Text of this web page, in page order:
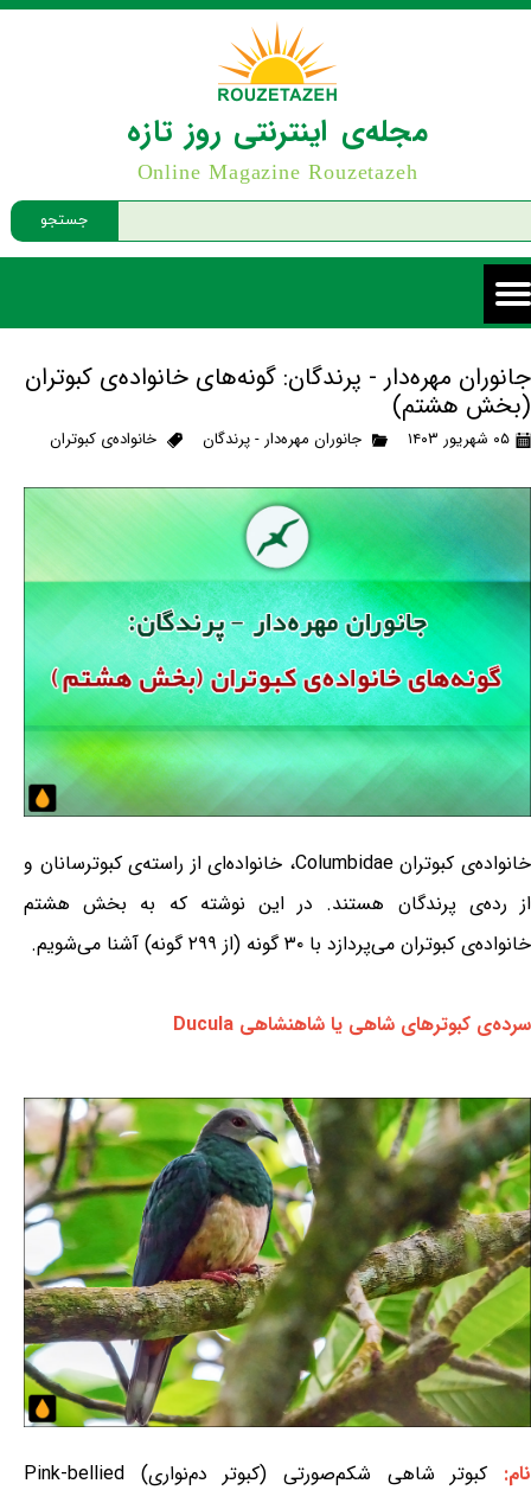
جستجو
مجله‌ی اینترنتی روز تازه
Online Magazine Rouzetazeh
جانوران مهره‌دار - پرندگان: گونه‌های خانواده‌ی کبوتران
(بخش هشتم)
۰۵ شهریور ۱۴۰۳ جانوران مهره‌دار - پرندگان خانواده‌ی کبوتران
خانواده‌ی کبوتران Columbidae، خانواده‌ای از راسته‌ی کبوترسانان و
از رده‌ی پرندگان هستند. در این نوشته که به بخش هشتم
خانواده‌ی کبوتران می‌پردازد با ۳۰ گونه (از ۲۹۹ گونه) آشنا می‌شویم.
سرده‌ی کبوترهای شاهی یا شاهنشاهی Ducula
نام:
کبوتر شاهی شکم‌صورتی (کبوتر دم‌نواری) Pink-bellied